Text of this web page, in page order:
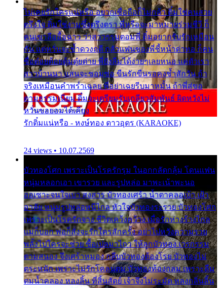
ไม่เคยรักใครแน่หรือ อยากเชื่อถือก็ไม่กล้า ติ๋มใช่คนสวย
ตรึงใจ ติ๋มใช่งามซึ้งตรึงตรา พี่หรือจะมาหมายร่วมชีวี ก็
คนเขาลืออื้อฉาว ว่าสาวๆรุมตอมพี่ ติ๋มอยากรับรักเหมือน
กัน แต่หวั่นจะช้ำดวงฤดี กลัวแฟนของพี่ชี้หน้าด่าทอ ก็คน
ชื่อต๋อยต้อยตุ้มตุ๋ยต่าย พี่ยังลืมได้ง่ายๆเลยหนอ แค่ตัวเรา
สาวบ้านนา แสนจะซอมซ่อ ขืนรักขืนรอคงช้ำสักวัน ถ้า
จริงเหมือนคำพร่ำเฉลย พี่อย่าเฉยรีบมาหมั้น ถ้าพี่สู่ขอ
ตามธรรมเนียม ติ๋มจะเตรียมรับเกลียวสัมพันธ์ ผิดหวังไม่
หวั่นขอยอมได้เคียง
รักติ๋มแน่หรือ - หงษ์ทอง ดาวอุดร (KARAOKE)
24 views • 10.07.2569
บัวทองโศก เพราะเป็นโรครักรุม ในอกกลัดกลุ้ม โดนแฟน
หนุ่มหลอกเอา เขารวย และรูปหล่อ มาพะเน้าพะนอ
ออเซาะจนใจเบา สงสาร บัวทองเศร้า น้ำตาคลอเบ้า เฝ้า
อาลัย หนุ่มรูปหล่อหนีไกล หัวใจบัวทองระรวย บัวทองโศก
เพราะเป็นโรครักจาง ชีวิตเคว้งคว้าง เมื่อรักห่างร้างไกล
แม่ก็บอก พ่อก็สั่งจะรักใครสักครั้ง อย่าไปหวังความรวย
พลั้งไปใครจะช่วย ซื้อเปลมาไกว ให้ลูกบัวทอง เวรกรรม
ตามสนอง จึงเศร้าหมอง กลีบบัวทองต้องโรย บัวทองไม่
ตระหนัก เพราะไม่รักโคลนตม บัวทองท้องกลม เพราะลืม
ตมน้ำคลอง หลงลิ้น ที่สิ้นสัตย์ เจ้าจึงไม่ระมัด หลงกลิ่นลิ้น